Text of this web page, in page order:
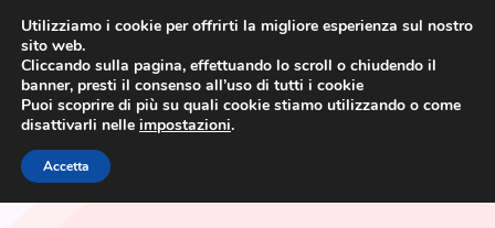
Utilizziamo i cookie per offrirti la migliore esperienza sul nostro
sito web.
Cliccando sulla pagina, effettuando lo scroll o chiudendo il
banner, presti il consenso all’uso di tutti i cookie
Puoi scoprire di più su quali cookie stiamo utilizzando o come
disattivarli nelle impostazioni.
Accetta